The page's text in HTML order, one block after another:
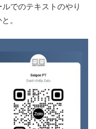
でのテキストのやり
。